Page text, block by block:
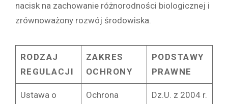
nacisk na zachowanie różnorodności biologicznej i
zrównoważony rozwój środowiska.
RODZAJ
REGULACJI
ZAKRES
OCHRONY
PODSTAWY
PRAWNE
Ustawa o
Ochrona
Dz.U. z 2004 r.